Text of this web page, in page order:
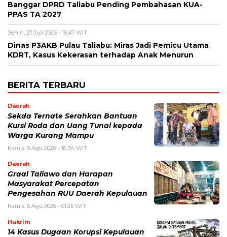
Banggar DPRD Taliabu Pending Pembahasan KUA-
PPAS TA 2027
Senin, 27 Juli 2026 - 16:47 WIT
Dinas P3AKB Pulau Taliabu: Miras Jadi Pemicu Utama
KDRT, Kasus Kekerasan terhadap Anak Menurun
BERITA TERBARU
Daerah
Sekda Ternate Serahkan Bantuan
Kursi Roda dan Uang Tunai kepada
Warga Kurang Mampu
Kamis, 6 Agu 2026 - 16:34 WIT
Daerah
Graal Taliawo dan Harapan
Masyarakat Percepatan
Pengesahan RUU Daerah Kepulauan
Kamis, 6 Agu 2026 - 01:25 WIT
Hukrim
14 Kasus Dugaan Korupsi Kepulauan